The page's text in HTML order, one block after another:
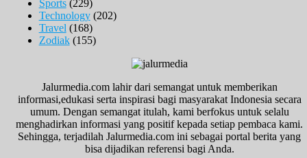
Sports(229)
Technology(202)
Travel (168)
Zodiak(155)
Jalurmedia.com lahir dari semangat untuk memberikan
informasi,edukasi serta inspirasi bagi masyarakat Indonesia secara
umum. Dengan semangat itulah, kami berfokus untuk selalu
menghadirkan informasi yang positif kepada setiap pembaca kami.
Sehingga, terjadilah Jalurmedia.com ini sebagai portal berita yang
bisa dijadikan referensi bagi Anda.